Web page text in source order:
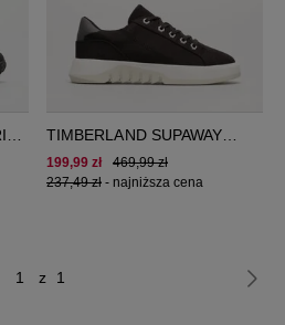
TIMBERLAND SUPAWAY
CANVAS OX469,99 zł
199,99 zł
237,49 zł - najniższa cena
z 1